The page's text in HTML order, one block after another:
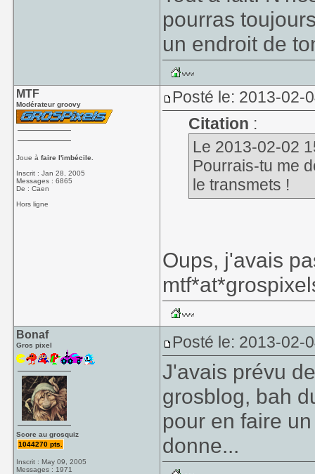
pourras
un endroit de
MTF
Modérateur groovy
Joue àfaire l'imbécile.
Inscrit : Jan 28, 2005
Messages : 6865
De : Caen
Hors ligne
Posté le: 2013-02-
Citation :
Le 2013-02-02
Pourrais-tu me
le transmets !
Oups, j'avais
Bonaf
Gros pixel
Score au grosquiz
1044270 pts.
Inscrit : May 09, 2005
Messages : 1971
Posté le: 2013-02-
J'avais prévu
grosblog, bah
pour en faire
donne...